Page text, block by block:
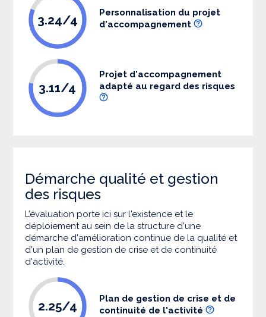
3.24/4
Personnalisation du projet
d'accompagnement
3.11/4
Projet d'accompagnement
adapté au regard des risques
Démarche qualité et gestion
des risques
L’évaluation porte ici sur l'existence et le
déploiement au sein de la structure d'une
démarche d'amélioration continue de la qualité et
d'un plan de gestion de crise et de continuité
d'activité.
2.25/4
Plan de gestion de crise et de
continuité de l'activité